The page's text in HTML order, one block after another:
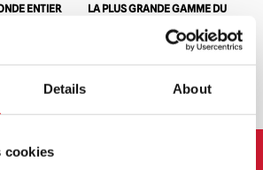
Details About
cookies
ENTIER
LA PLUS GRANDE GAMME DU